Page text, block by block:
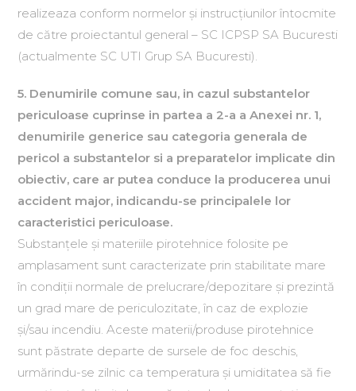
realizeaza conform normelor şi instrucţiunilor întocmite
de către proiectantul general – SC ICPSP SA Bucuresti
(actualmente SC UTI Grup SA Bucuresti).
5. Denumirile comune sau, in cazul substantelor
periculoase cuprinse in partea a 2-a a Anexei nr. 1,
denumirile generice sau categoria generala de
pericol a substantelor si a preparatelor implicate din
obiectiv, care ar putea conduce la producerea unui
accident major, indicandu-se principalele lor
caracteristici periculoase.
Substanţele şi materiile pirotehnice folosite pe
amplasament sunt caracterizate prin stabilitate mare
în condiţii normale de prelucrare/depozitare şi prezintă
un grad mare de periculozitate, în caz de explozie
şi/sau incendiu. Aceste materii/produse pirotehnice
sunt păstrate departe de sursele de foc deschis,
urmărindu-se zilnic ca temperatura şi umiditatea să fie